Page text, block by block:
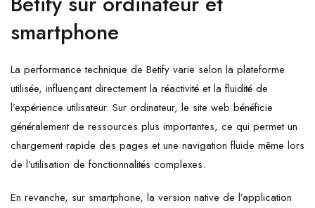
smartphone
La performance technique de Betify varie selon la plateforme
utilisée, influençant directement la réactivité et la fluidité de
l’expérience utilisateur. Sur ordinateur, le site web bénéficie
généralement de ressources plus importantes, ce qui permet un
chargement rapide des pages et une navigation fluide même lors
de l’utilisation de fonctionnalités complexes.
En revanche, sur smartphone, la version native de l’application